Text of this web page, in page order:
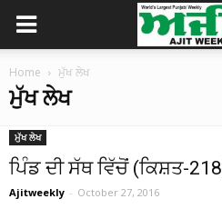
Home ਮੁੱਖ ਲੇਖ
ਮੁੱਖ ਲੇਖ
ਮੁੱਖ ਲੇਖ
ਪਿੰਡ ਦੀ ਸੱਥ ਵਿੱਚੋਂ (ਕਿਸ਼ਤ-
Ajitweekly - October 27, 2016